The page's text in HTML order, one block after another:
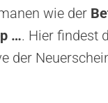
wie der
…. Hier findest
der